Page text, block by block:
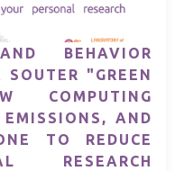
BEHAVIOR
"GREEN
COMPUTING
AND
TO REDUCE
RESEARCH